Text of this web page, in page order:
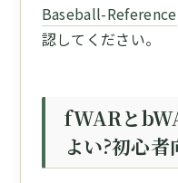
Baseball-Reference
認してください。
fWARと
よい?初心